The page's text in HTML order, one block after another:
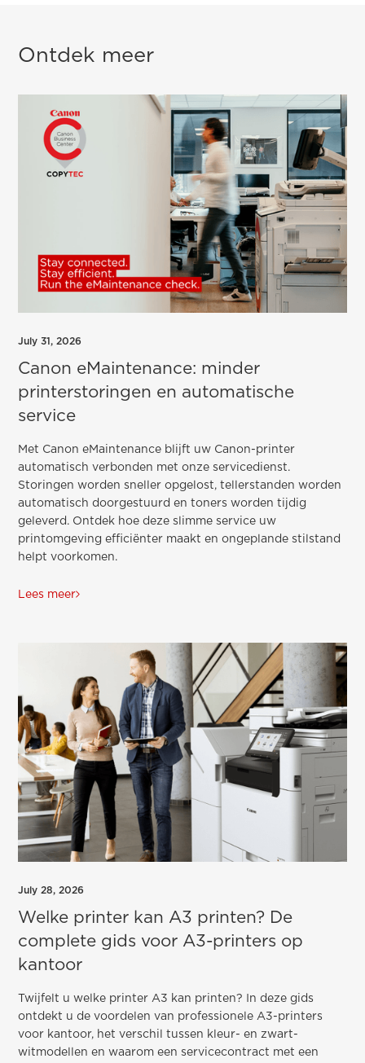
Ontdek meer
July 31, 2026
Canon eMaintenance: minder
printerstoringen en automatische
service
Met Canon eMaintenance blijft uw Canon-printer
automatisch verbonden met onze servicedienst.
Storingen worden sneller opgelost, tellerstanden worden
automatisch doorgestuurd en toners worden tijdig
geleverd. Ontdek hoe deze slimme service uw
printomgeving efficiënter maakt en ongeplande stilstand
helpt voorkomen.
Lees meer
July 28, 2026
Welke printer kan A3 printen? De
complete gids voor A3-printers op
kantoor
Twijfelt u welke printer A3 kan printen? In deze gids
ontdekt u de voordelen van professionele A3-printers
voor kantoor, het verschil tussen kleur- en zwart-
witmodellen en waarom een servicecontract met een